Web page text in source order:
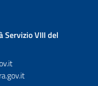
Servizio VIII del